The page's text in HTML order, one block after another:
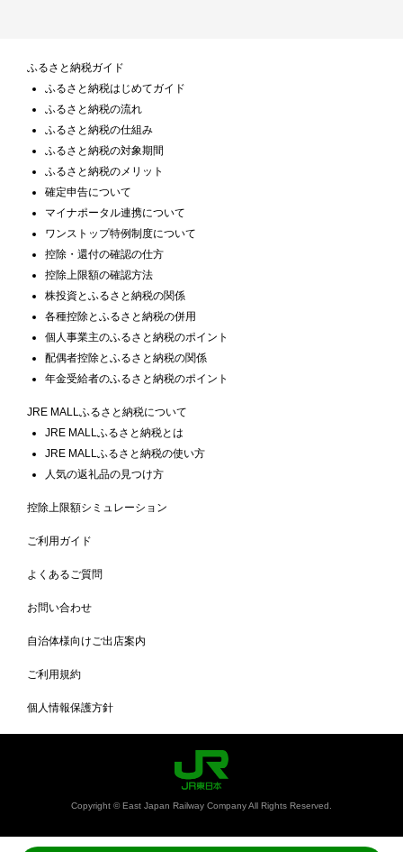
ふるさと納税ガイド
ふるさと納税はじめてガイド
ふるさと納税の流れ
ふるさと納税の仕組み
ふるさと納税の対象期間
ふるさと納税のメリット
確定申告について
マイナポータル連携について
ワンストップ特例制度について
控除・還付の確認の仕方
控除上限額の確認方法
株投資とふるさと納税の関係
各種控除とふるさと納税の併用
個人事業主のふるさと納税のポイント
配偶者控除とふるさと納税の関係
年金受給者のふるさと納税のポイント
JRE MALLふるさと納税について
JRE MALLふるさと納税とは
JRE MALLふるさと納税の使い方
人気の返礼品の見つけ方
控除上限額シミュレーション
ご利用ガイド
よくあるご質問
お問い合わせ
自治体様向けご出店案内
ご利用規約
個人情報保護方針
Copyright © East Japan Railway Company All Rights Reserved.